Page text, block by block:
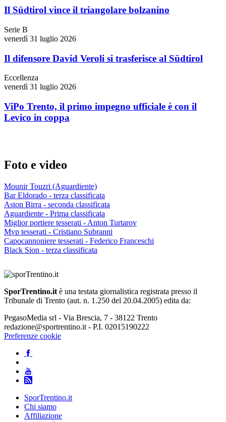
Il Südtirol vince il triangolare bolzanino
Serie B
venerdì 31 luglio 2026
Il difensore David Veroli si trasferisce al Südtirol
Eccellenza
venerdì 31 luglio 2026
ViPo Trento, il primo impegno ufficiale è con il
Levico in coppa
Foto e video
Mounir Touzri (Aguardiente)
Bar Eldorado - terza classificata
Aston Birra - seconda classificata
Aguardiente - Prima classificata
Miglior portiere tesserati - Anton Turtarov
Mvp tesserati - Cristiano Subranni
Capocannoniere tesserati - Federico Franceschi
Black Sion - terza classificata
SporTrentino.it è una testata giornalistica registrata presso il
Tribunale di Trento (aut. n. 1.250 del 20.04.2005) edita da:
PegasoMedia srl - Via Brescia, 7 - 38122 Trento
redazione@sportrentino.it - P.I. 02015190222
Preferenze cookie
SporTrentino.it
Chi siamo
Affiliazione